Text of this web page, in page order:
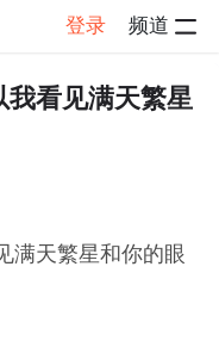
登录 频道
详情
我看见满天繁星
满天繁星和你的眼